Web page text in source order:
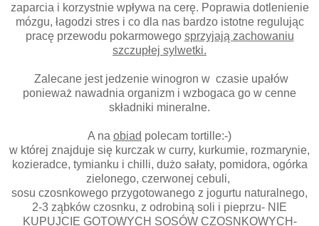
zaparcia i korzystnie wpływa na cerę. Poprawia dotlenienie
mózgu, łagodzi stres i co dla nas bardzo istotne regulując
pracę przewodu pokarmowego sprzyjają zachowaniu
szczupłej sylwetki.
Zalecane jest jedzenie winogron w czasie upałów
ponieważ nawadnia organizm i wzbogaca go w cenne
składniki mineralne.
A na obiad polecam tortille:-)
w której znajduje się kurczak w curry, kurkumie, rozmarynie,
kozieradce, tymianku i chilli, dużo sałaty, pomidora, ogórka
zielonego, czerwonej cebuli,
sosu czosnkowego przygotowanego z jogurtu naturalnego,
2-3 ząbków czosnku, z odrobiną soli i pieprzu- NIE
KUPUJCIE GOTOWYCH SOSÓW CZOSNKOWYCH-